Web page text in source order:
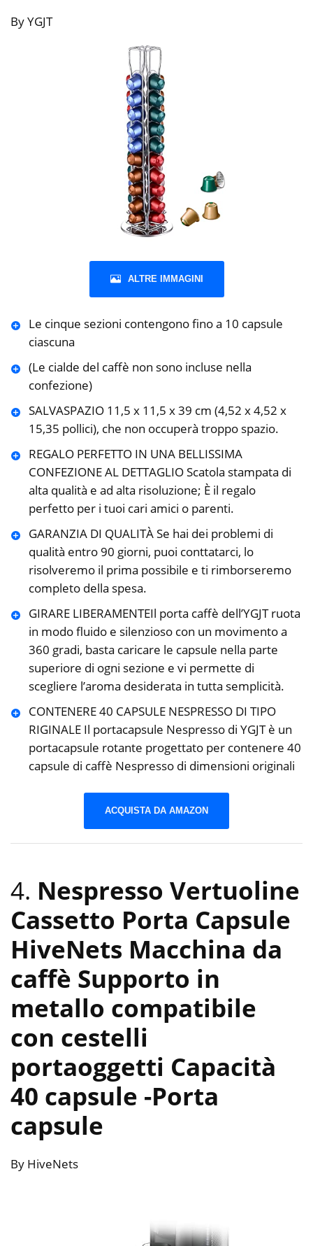
By YGJT
ALTRE IMMAGINI
Le cinque sezioni contengono fino a 10 capsule
ciascuna
(Le cialde del caffè non sono incluse nella
confezione)
SALVASPAZIO 11,5 x 11,5 x 39 cm (4,52 x 4,52 x
15,35 pollici), che non occuperà troppo spazio.
REGALO PERFETTO IN UNA BELLISSIMA
CONFEZIONE AL DETTAGLIO Scatola stampata di
alta qualità e ad alta risoluzione; È il regalo
perfetto per i tuoi cari amici o parenti.
GARANZIA DI QUALITÀ Se hai dei problemi di
qualità entro 90 giorni, puoi conttatarci, lo
risolveremo il prima possibile e ti rimborseremo
completo della spesa.
GIRARE LIBERAMENTEIl porta caffè dell’YGJT ruota
in modo fluido e silenzioso con un movimento a
360 gradi, basta caricare le capsule nella parte
superiore di ogni sezione e vi permette di
scegliere l’aroma desiderata in tutta semplicità.
CONTENERE 40 CAPSULE NESPRESSO DI TIPO
RIGINALE Il portacapsule Nespresso di YGJT è un
portacapsule rotante progettato per contenere 40
capsule di caffè Nespresso di dimensioni originali
ACQUISTA DA AMAZON
4. Nespresso Vertuoline
Cassetto Porta Capsule
HiveNets Macchina da
caffè Supporto in
metallo compatibile
con cestelli
portaoggetti Capacità
40 capsule -Porta
capsule
By HiveNets